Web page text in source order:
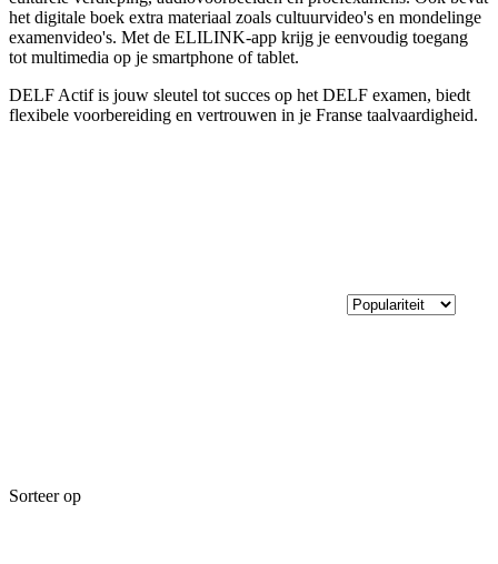
het digitale boek extra materiaal zoals cultuurvideo's en mondelinge
examenvideo's. Met de ELILINK-app krijg je eenvoudig toegang
tot multimedia op je smartphone of tablet.
DELF Actif is jouw sleutel tot succes op het DELF examen, biedt
flexibele voorbereiding en vertrouwen in je Franse taalvaardigheid.
Sorteer op